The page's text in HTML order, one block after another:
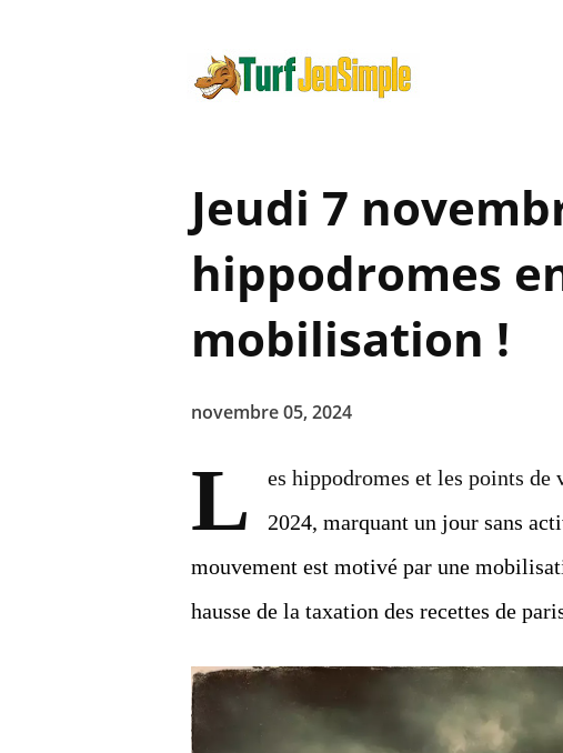
Jeudi 7
hippodromes
mobilisation !
novembre 05, 2024
L
es hippodromes et les points de
2024, marquant un jour sans
mouvement est motivé par une
hausse de la taxation des recettes de